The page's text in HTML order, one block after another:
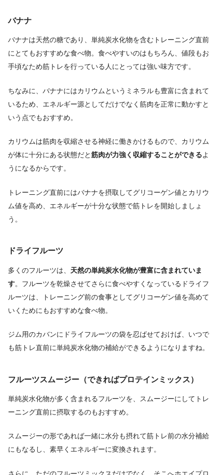
バナナ
バナナは天然の糖であり、単純炭水化物を含むトレーニング直前
にとてもおすすめな食べ物。 食べやすいのはもちろん、値段もお
手頃なため筋トレを行っている人にとっては強い味方です。
ちなみに、バナナにはカリウムというミネラルも豊富に含まれて
いるため、エネルギー源としてだけでなく筋肉を正常に動かすと
いう点でもおすすめ。
カリウムは筋肉を収縮させる神経に働きかけるもので、カリウム
が体に十分にある状態だと筋肉が力強く収縮することができるよ
うになるからです。
トレーニング直前にはバナナを摂取してグリコーゲン値とカリウ
ム値を高め、エネルギーが十分な状態で筋トレを開始しましょ
う。
ドライフルーツ
多くのフルーツは、 天然の単純炭水化物が豊富に含まれていま
す。 フルーツを乾燥させてさらに食べやすくなっているドライフ
ルーツは、トレーニング前の食事としてグリコーゲン値を高めて
いくためにもおすすめな食べ物。
ジム用のカバンにドライフルーツの袋を忍ばせておけば、いつで
も筋トレ直前に単純炭水化物の補給ができるようになりますね。
フルーツスムージー（できればプロテインミックス）
単純炭水化物が多く含まれるフルーツを、スムージーにしてトレ
ーニング直前に摂取するのもおすすめ。
スムージーの形であれば一緒に水分も摂れて筋トレ前の水分補給
にもなるし、素早くエネルギーに変換されます。
さらに、ただのフルーツミックスだけでなく、そこへホエイプロ